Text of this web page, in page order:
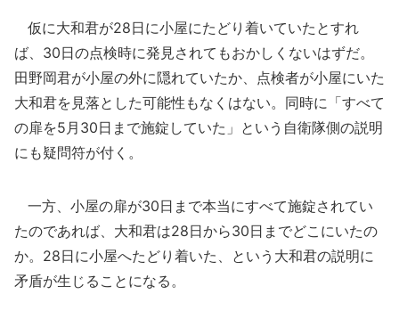
仮に大和君が28日に小屋にたどり着いていたとすれ
ば、30日の点検時に発見されてもおかしくないはずだ。
田野岡君が小屋の外に隠れていたか、点検者が小屋にいた
大和君を見落とした可能性もなくはない。同時に「すべて
の扉を5月30日まで施錠していた」という自衛隊側の説明
にも疑問符が付く。
一方、小屋の扉が30日まで本当にすべて施錠されてい
たのであれば、大和君は28日から30日までどこにいたの
か。28日に小屋へたどり着いた、という大和君の説明に
矛盾が生じることになる。